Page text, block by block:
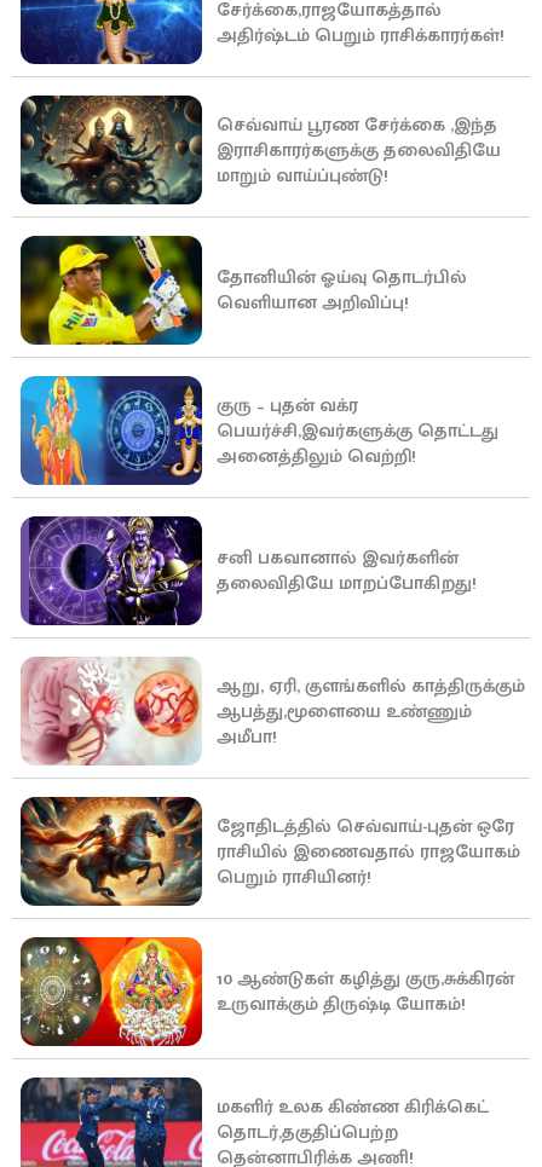
சேர்க்கை,ராஜயோகத்தால்
அதிர்ஷ்டம் பெறும் ராசிக்காரர்கள்!
செவ்வாய் பூரண சேர்க்கை ,இந்த
இராசிகாரர்களுக்கு தலைவிதியே
மாறும் வாய்ப்புண்டு!
தோனியின் ஓய்வு தொடர்பில்
வெளியான அறிவிப்பு!
குரு – புதன் வக்ர
பெயர்ச்சி,இவர்களுக்கு தொட்டது
அனைத்திலும் வெற்றி!
சனி பகவானால் இவர்களின்
தலைவிதியே மாறப்போகிறது!
ஆறு, ஏரி, குளங்களில் காத்திருக்கும்
ஆபத்து,மூளையை உண்ணும்
அமீபா!
ஜோதிடத்தில் செவ்வாய்-புதன் ஒரே
ராசியில் இணைவதால் ராஜயோகம்
பெறும் ராசியினர்!
10 ஆண்டுகள் கழித்து குரு,சுக்கிரன்
உருவாக்கும் திருஷ்டி யோகம்!
மகளிர் உலக கிண்ண கிரிக்கெட்
தொடர்,தகுதிப்பெற்ற
தென்னாபிரிக்க அணி!